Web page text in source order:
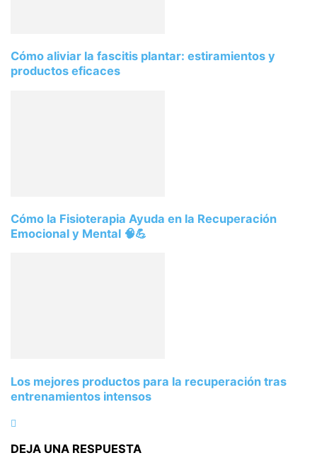
Cómo aliviar la fascitis plantar: estiramientos y
productos eficaces
Cómo la Fisioterapia Ayuda en la Recuperación
Emocional y Mental 🧠💪
Los mejores productos para la recuperación tras
entrenamientos intensos
DEJA UNA RESPUESTA